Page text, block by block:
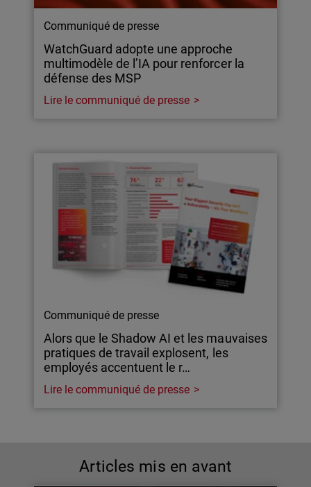
Communiqué de presse
WatchGuard adopte une approche
multimodèle de l’IA pour renforcer la
défense des MSP
Lire le communiqué de presse
Communiqué de presse
Alors que le Shadow AI et les mauvaises
pratiques de travail explosent, les
employés accentuent le r…
Lire le communiqué de presse
Articles mis en avant